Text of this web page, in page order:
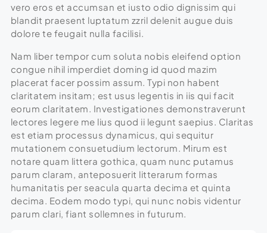
vero eros et accumsan et iusto odio dignissim qui
blandit praesent luptatum zzril delenit augue duis
dolore te feugait nulla facilisi.
Nam liber tempor cum soluta nobis eleifend option
congue nihil imperdiet doming id quod mazim
placerat facer possim assum. Typi non habent
claritatem insitam; est usus legentis in iis qui facit
eorum claritatem. Investigationes demonstraverunt
lectores legere me lius quod ii legunt saepius. Claritas
est etiam processus dynamicus, qui sequitur
mutationem consuetudium lectorum. Mirum est
notare quam littera gothica, quam nunc putamus
parum claram, anteposuerit litterarum formas
humanitatis per seacula quarta decima et quinta
decima. Eodem modo typi, qui nunc nobis videntur
parum clari, fiant sollemnes in futurum.